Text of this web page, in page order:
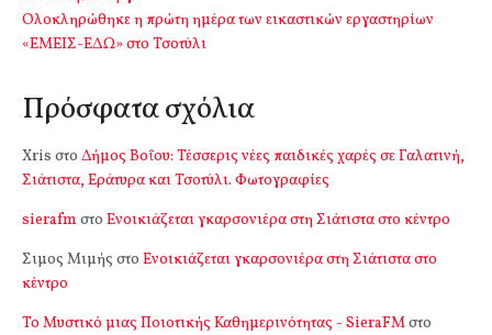
Ολοκληρώθηκε η πρώτη ημέρα των εικαστικών εργαστηρίων
«ΕΜΕΙΣ-ΕΔΩ» στο Τσοτύλι
Πρόσφατα σχόλια
Xris στο Δήμος Βοΐου: Τέσσερις νέες παιδικές χαρές σε Γαλατινή,
Σιάτιστα, Εράτυρα και Τσοτύλι. Φωτογραφίες
sierafm στο Ενοικιάζεται γκαρσονιέρα στη Σιάτιστα στο κέντρο
Σιμος Μιμής στο Ενοικιάζεται γκαρσονιέρα στη Σιάτιστα στο
κέντρο
Το Μυστικό μιας Ποιοτικής Καθημερινότητας - SieraFMστο